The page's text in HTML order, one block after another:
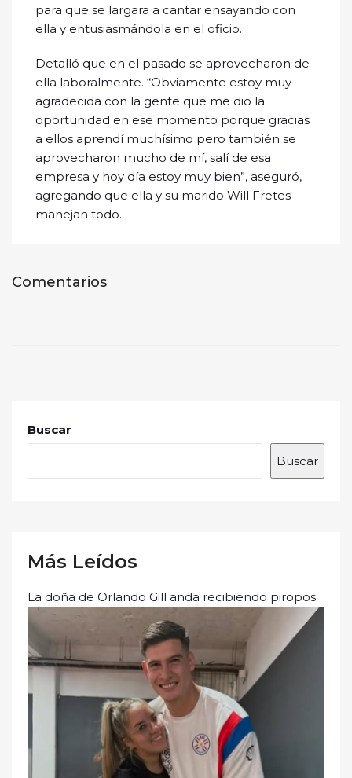
para que se largara a cantar ensayando con
ella y entusiasmándola en el oficio.
Detalló que en el pasado se aprovecharon de
ella laboralmente. “Obviamente estoy muy
agradecida con la gente que me dio la
oportunidad en ese momento porque gracias
a ellos aprendí muchísimo pero también se
aprovecharon mucho de mí, salí de esa
empresa y hoy día estoy muy bien”, aseguró,
agregando que ella y su marido Will Fretes
manejan todo.
Comentarios
Buscar
Buscar
Más Leídos
La doña de Orlando Gill anda recibiendo piropos